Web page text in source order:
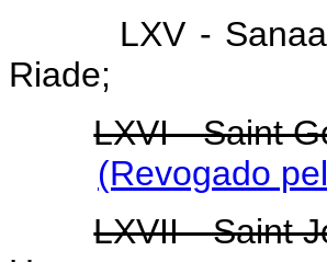
LXV -
Riade;
LXVI - Saint
(Revogado
LXVII - Saint